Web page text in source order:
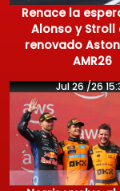
Renace la
Alonso y Stroll
renovado
AMR26
Jul 26 /26